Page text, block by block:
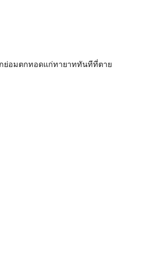
ย่อมตกทอดแก่ทายาททันทีที่ตาย